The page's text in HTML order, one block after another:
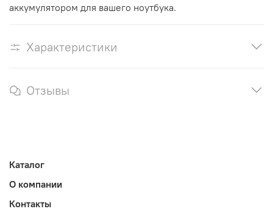
аккумулятором для вашего ноутбука.
Характеристики
Отзывы
Каталог
О компании
Контакты